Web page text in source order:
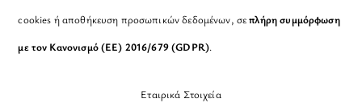
cookies ή αποθήκευση προσωπικών δεδομένων, σεπλήρη συμμόρφωση
με τον Κανονισμό (ΕΕ) 2016/679 (GDPR).
Εταιρικά Στοιχεία